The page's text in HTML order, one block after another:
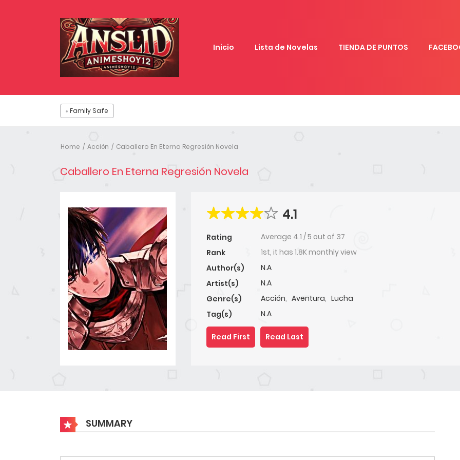
Inicio Lista de Novelas TIENDA DE PUNTOS
Family Safe
Home Acción Caballero En Eterna Regresión Novela
Caballero En Eterna Regresión Novela
4.1
Rating Average 4.1 /5 out of 37
Rank
1st, it has 1.8K monthly view
Author(s)
N.A
Artist(s)
N.A
Genre(s)
Acción, Aventura, Lucha
Tag(s)
N.A
Read First
Read Last
SUMMARY